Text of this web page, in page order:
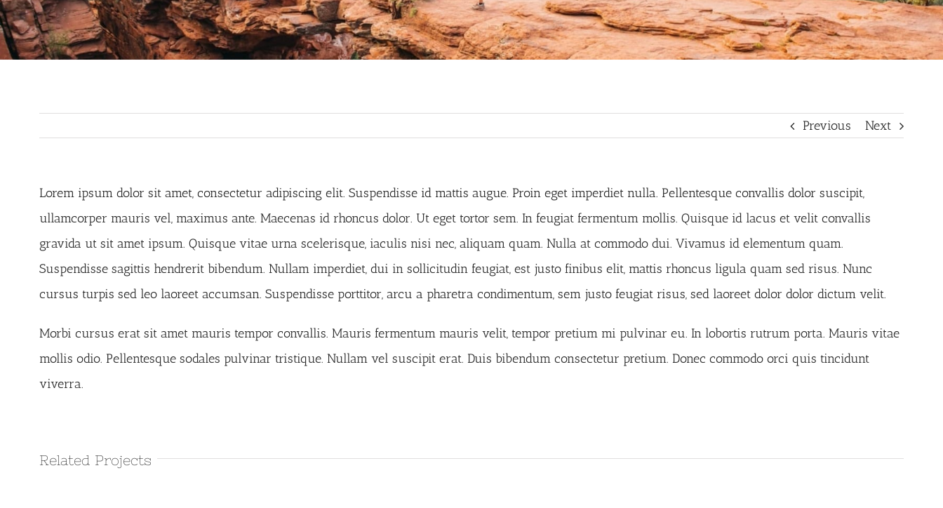
Previous Next
Lorem ipsum dolor sit amet, consectetur adipiscing elit. Suspendisse id mattis augue. Proin eget imperdiet nulla. Pellentesque convallis dolor suscipit,
ullamcorper mauris vel, maximus ante. Maecenas id rhoncus dolor. Ut eget tortor sem. In feugiat fermentum mollis. Quisque id lacus et velit convallis
gravida ut sit amet ipsum. Quisque vitae urna scelerisque, iaculis nisi nec, aliquam quam. Nulla at commodo dui. Vivamus id elementum quam.
Suspendisse sagittis hendrerit bibendum. Nullam imperdiet, dui in sollicitudin feugiat, est justo finibus elit, mattis rhoncus ligula quam sed risus. Nunc
cursus turpis sed leo laoreet accumsan. Suspendisse porttitor, arcu a pharetra condimentum, sem justo feugiat risus, sed laoreet dolor dolor dictum velit.
Morbi cursus erat sit amet mauris tempor convallis. Mauris fermentum mauris velit, tempor pretium mi pulvinar eu. In lobortis rutrum porta. Mauris vitae
mollis odio. Pellentesque sodales pulvinar tristique. Nullam vel suscipit erat. Duis bibendum consectetur pretium. Donec commodo orci quis tincidunt
viverra.
Related Projects